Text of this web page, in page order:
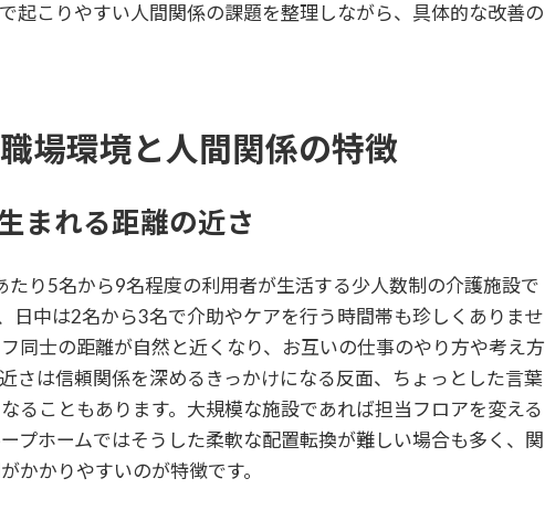
起こりやすい人間関係の課題を整理しながら、具体的な改善の
場環境と人間関係の特徴
まれる距離の近さ
たり5名から9名程度の利用者が生活する少人数制の介護施設で
日中は2名から3名で介助やケアを行う時間帯も珍しくありませ
同士の距離が自然と近くなり、お互いの仕事のやり方や考え方
さは信頼関係を深めるきっかけになる反面、ちょっとした言葉
ることもあります。大規模な施設であれば担当フロアを変える
プホームではそうした柔軟な配置転換が難しい場合も多く、関
かかりやすいのが特徴です。